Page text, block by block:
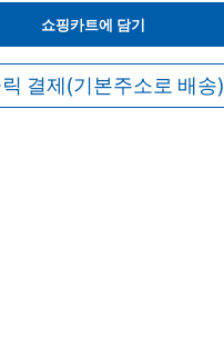
쇼핑카트에 담기
결제(기본주소로 배송)